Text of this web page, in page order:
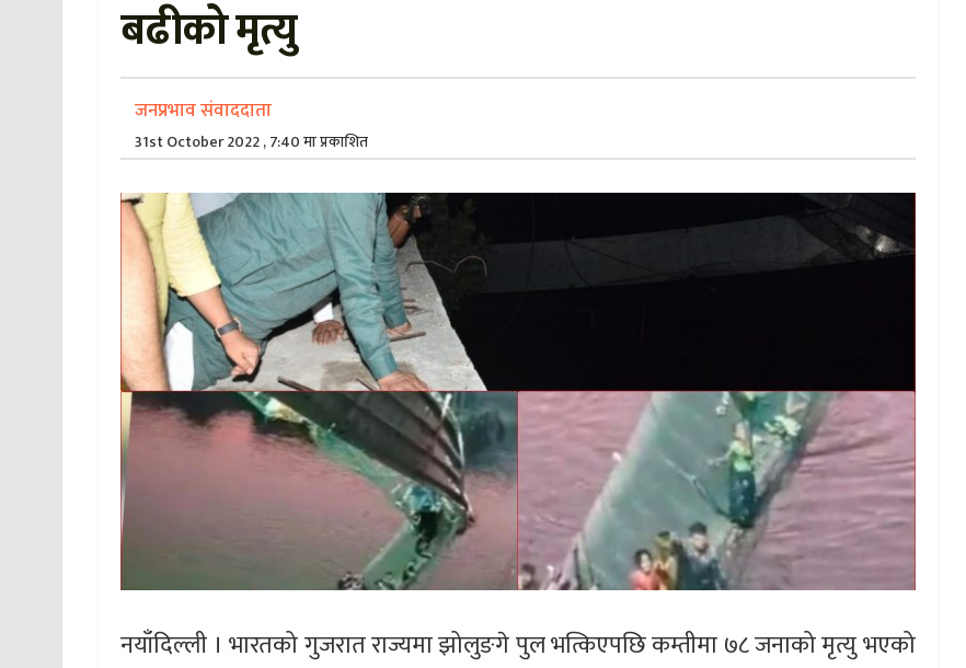
बढीको मृत्यु
जनप्रभाव संवाददाता
31st October 2022 , 7:40 मा प्रकाशित
नयाँदिल्ली । भारतको गुजरात राज्यमा झोलुङगे पुल भत्किएपछि कम्तीमा ७८ जनाको मृत्यु भएको